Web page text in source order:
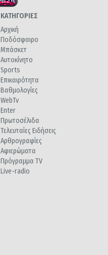
ΚΑΤΗΓΟΡΙΕΣ
Αρχική
Ποδόσφαιρο
Μπάσκετ
Αυτοκίνητο
Sports
Επικαιρότητα
Βαθμολογίες
WebTv
Enter
Πρωτοσέλιδα
Τελευταίες Ειδήσεις
Αρθρογραφίες
Αφιερώματα
Πρόγραμμα TV
Live-radio